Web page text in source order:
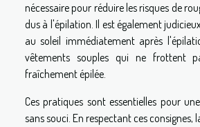
nécessaire pour réduire les risques de
dus à l'épilation. Il est également
au soleil immédiatement après
vêtements souples qui ne frottent
fraîchement épilée.
Ces pratiques sont essentielles pour
sans souci. En respectant ces